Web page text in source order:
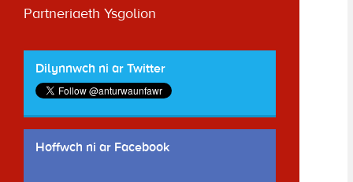
Partneriaeth Ysgolion
Dilynnwch ni ar Twitter
Hoffwch ni ar Facebook